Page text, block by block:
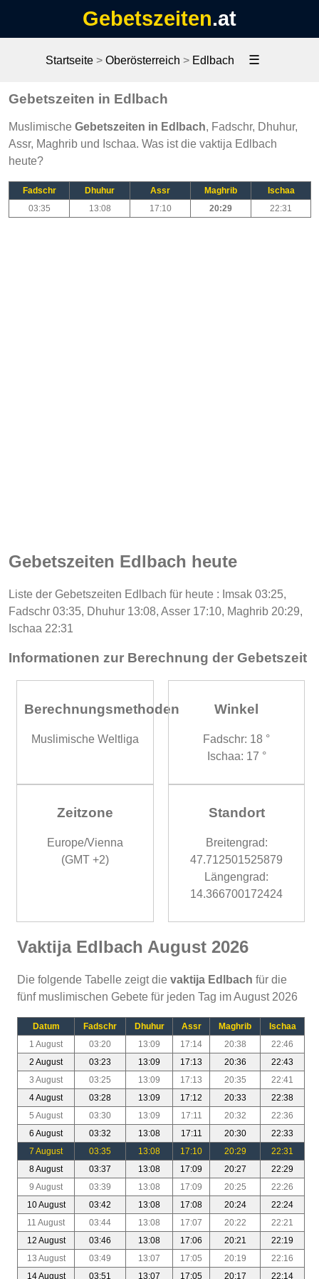
Gebetszeiten.at
Startseite> Oberösterreich > Edlbach ☰
Gebetszeiten in Edlbach
Muslimische Gebetszeiten in Edlbach, Fadschr, Dhuhur,
Assr, Maghrib und Ischaa. Was ist die vaktija Edlbach
heute?
Fadschr Dhuhur Assr Maghrib
Ischaa
03:35
13:08 17:10 20:29 22:31
Gebetszeiten Edlbach heute
Liste der Gebetszeiten Edlbach für heute : Imsak 03:25,
Fadschr 03:35, Dhuhur 13:08, Asser 17:10, Maghrib 20:29,
Ischaa 22:31
Informationen zur Berechnung der Gebetszeit
Berechnungsmethoden
Muslimische Weltliga
Winkel
Fadschr: 18 °
Ischaa: 17 °
Zeitzone
Europe/Vienna
(GMT +2)
Standort
Breitengrad:
47.712501525879
Längengrad:
14.366700172424
Vaktija Edlbach August 2026
Die folgende Tabelle zeigt die vaktija Edlbach für die
fünf muslimischen Gebete für jeden Tag im August 2026
Datum Fadschr Dhuhur Assr Maghrib
Ischaa
1 August
03:20 13:09 17:14 20:38
22:46
2 August
03:23 13:09 17:13 20:36
22:43
3 August
03:25 13:09 17:13 20:35
22:41
4 August
03:28 13:09 17:12 20:33
22:38
5 August
03:30 13:09 17:11 20:32
22:36
6 August
03:32 13:08 17:11 20:30
22:33
7 August
03:35 13:08 17:10 20:29
22:31
8 August
03:37 13:08 17:09 20:27
22:29
9 August
03:39 13:08 17:09 20:25
22:26
10 August
03:42 13:08 17:08 20:24
22:24
11 August
03:44 13:08 17:07 20:22
22:21
12 August
03:46 13:08 17:06 20:21
22:19
13 August
03:49 13:07 17:05 20:19
22:16
14 August
03:51 13:07 17:05 20:17 22:14